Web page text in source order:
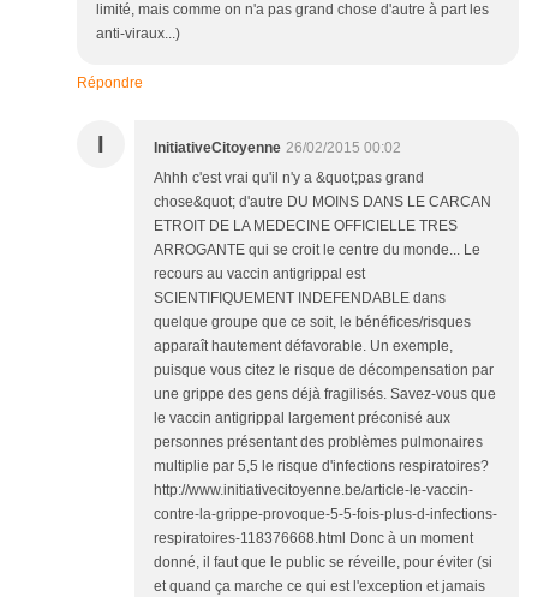
limité, mais comme on n'a pas grand chose d'autre à part les
anti-viraux...)
Répondre
I InitiativeCitoyenne 26/02/2015 00:02
Ahhh c'est vrai qu'il n'y a &quot;pas grand
chose&quot; d'autre DU MOINS DANS LE CARCAN
ETROIT DE LA MEDECINE OFFICIELLE TRES
ARROGANTE qui se croit le centre du monde... Le
recours au vaccin antigrippal est
SCIENTIFIQUEMENT INDEFENDABLE dans
quelque groupe que ce soit, le bénéfices/risques
apparaît hautement défavorable. Un exemple,
puisque vous citez le risque de décompensation par
une grippe des gens déjà fragilisés. Savez-vous que
le vaccin antigrippal largement préconisé aux
personnes présentant des problèmes pulmonaires
multiplie par 5,5 le risque d'infections respiratoires?
http://www.initiativecitoyenne.be/article-le-vaccin-
contre-la-grippe-provoque-5-5-fois-plus-d-infections-
respiratoires-118376668.html Donc à un moment
donné, il faut que le public se réveille, pour éviter (si
et quand ça marche ce qui est l'exception et jamais